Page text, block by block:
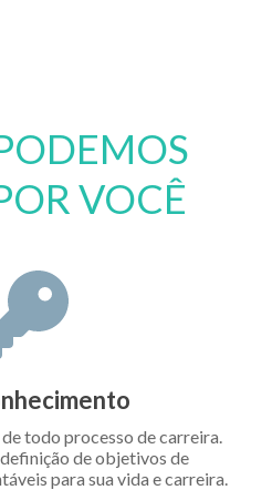
VOCÊ
todo processo de carreira.
de objetivos de
para sua vida e carreira.